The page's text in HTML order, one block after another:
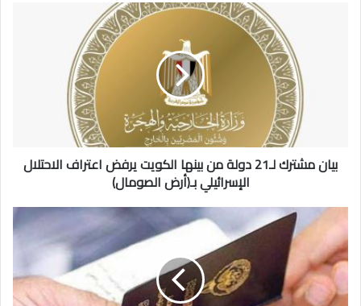
الاحتلال
الإسرائيلي
الصومال)
بيان مشترك لـ21 دولة من بينها الكويت يرفض اعتراف الاحتلال
الإسرائيلي بـ(أرض الصومال)
سحب
الجنسية
الكويتية
من
4
أشخاص..